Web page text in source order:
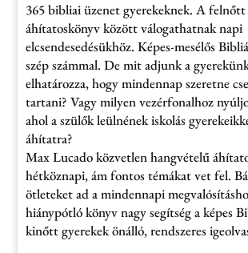
365 bibliai üzenet gyerekeknek. A felnőtt
áhítatoskönyv között válogathatnak napi
elcsendesedésükhöz. Képes-mesélős
szép számmal. De mit adjunk a
elhatározza, hogy mindennap szeretne
tartani? Vagy milyen vezérfonalhoz
ahol a szülők leülnének iskolás
áhítatra?
Max Lucado közvetlen hangvételű
hétköznapi, ám fontos témákat vet fel.
ötleteket ad a mindennapi
hiánypótló könyv nagy segítség a képes
kinőtt gyerekek önálló, rendszeres